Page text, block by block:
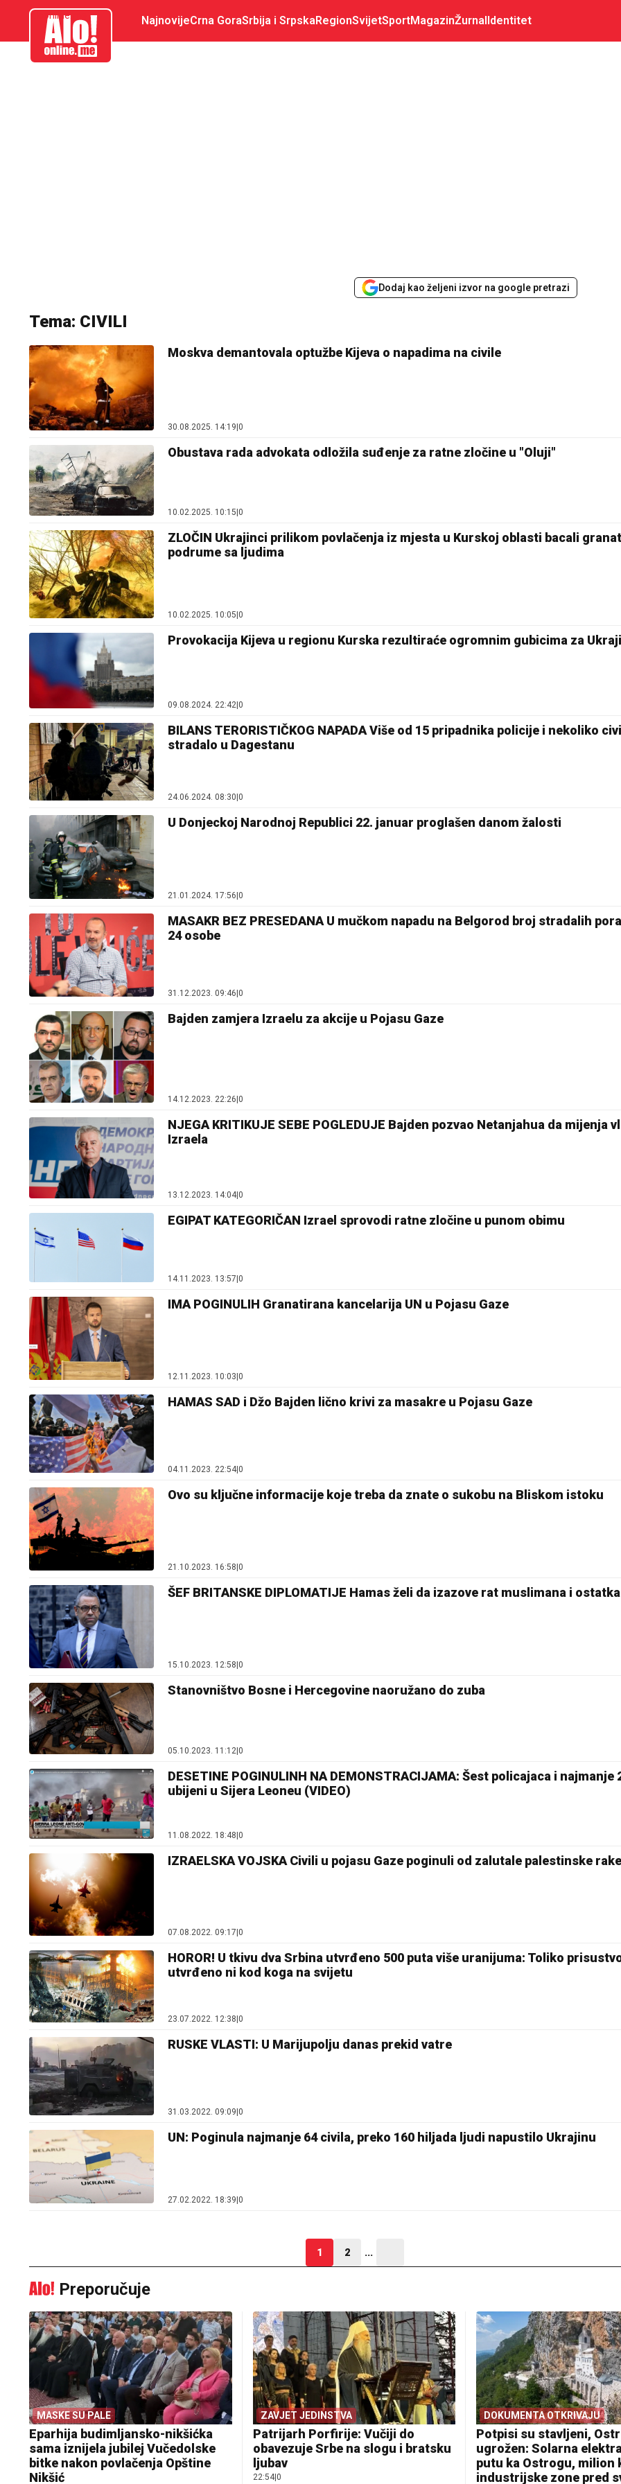
aloonline.me NajnovijeCrna GoraSrbija i SrpskaRegionSvijetSportMagazinŽurnalIdentitet
Dodaj kao željeni izvor na google pretrazi
Tema: CIVILI
Moskva demantovala optužbe Kijeva o napadima na civile
30.08.2025. 14:19|0
Obustava rada advokata odložila suđenje za ratne zločine u "Oluji"
10.02.2025. 10:15 0
ZLOČIN Ukrajinci prilikom povlačenja iz mjesta u Kurskoj oblasti bacali
podrume sa ljudima
10.02.2025. 10:05|0
Provokacija Kijeva u regionu Kurska rezultiraće ogromnim gubicima za
09.08.2024. 22:42|0
BILANS TERORISTIČKOG NAPADA Više od 15 pripadnika policije i nekoliko
stradalo u Dagestanu
24.06.2024. 08:30 0
U Donjeckoj Narodnoj Republici 22. januar proglašen danom žalosti
21.01.2024. 17:56|0
MASAKR BEZ PRESEDANA U mučkom napadu na Belgorod broj stradalih
24 osobe
31.12.2023. 09:46 0
Bajden zamjera Izraelu za akcije u Pojasu Gaze
14.12.2023. 22:26 0
NJEGA KRITIKUJE SEBE POGLEDUJE Bajden pozvao Netanjahua da mijenja
Izraela
13.12.2023. 14:04|0
EGIPAT KATEGORIČAN Izrael sprovodi ratne zločine u punom obimu
14.11.2023. 13:57 0
IMA POGINULIH Granatirana kancelarija UN u Pojasu Gaze
12.11.2023. 10:03 0
HAMAS SAD i Džo Bajden lično krivi za masakre u Pojasu Gaze
04.11.2023. 22:54|0
Ovo su ključne informacije koje treba da znate o sukobu na Bliskom istoku
21.10.2023. 16:58|0
ŠEF BRITANSKE DIPLOMATIJE Hamas želi da izazove rat muslimana i
15.10.2023. 12:58|0
Stanovništvo Bosne i Hercegovine naoružano do zuba
05.10.2023. 11:12|0
DESETINE POGINULINH NA DEMONSTRACIJAMA: Šest policajaca i najmanje
ubijeni u Sijera Leoneu (VIDEO)
11.08.2022. 18:48 0
IZRAELSKA VOJSKA Civili u pojasu Gaze poginuli od zalutale palestinske
07.08.2022. 09:17 0
HOROR! U tkivu dva Srbina utvrđeno 500 puta više uranijuma: Toliko
utvrđeno ni kod koga na svijetu
23.07.2022. 12:38|0
RUSKE VLASTI: U Marijupolju danas prekid vatre
31.03.2022. 09:09 0
UN: Poginula najmanje 64 civila, preko 160 hiljada ljudi napustilo Ukrajinu
27.02.2022. 18:39|0
1 2 ...
Preporučuje
MASKE SU PALE
Eparhija budimljansko-nikšićka
sama iznijela jubilej Vučedolske
bitke nakon povlačenja Opštine
Nikšić
ZAVJET JEDINSTVA
Patrijarh Porfirije: Vučiji do
obavezuje Srbe na slogu i bratsku
ljubav
22:54|0
DOKUMENTA OTKRIVAJU
Potpisi su stavljeni,
ugrožen: Solarna
putu ka Ostrogu, milion
industrijske zone pred